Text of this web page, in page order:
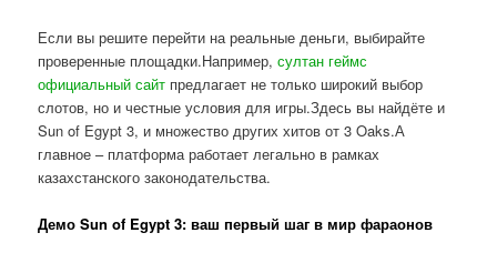
Если вы решите перейти на реальные деньги, выбирайте
проверенные площадки.Например,султан геймс
официальный сайт предлагает не только широкий выбор
слотов, но и честные условия для игры.Здесь вы найдёте и
Sun of Egypt 3, и множество других хитов от 3 Oaks.А
главное – платформа работает легально в рамках
казахстанского законодательства.
Демо Sun of Egypt 3: ваш первый шаг в мир фараонов